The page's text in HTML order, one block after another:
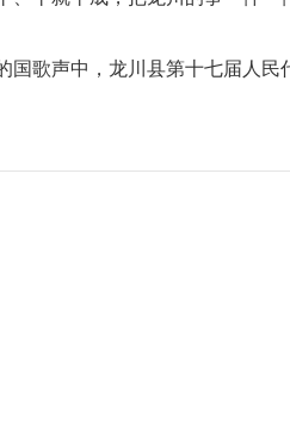
歌声中，龙川县第十七届人民